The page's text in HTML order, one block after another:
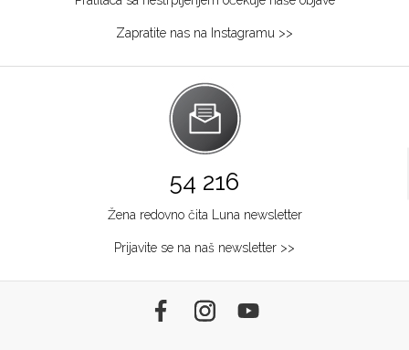
Zapratite nas na Instagramu >>
54 216
Žena redovno čita Luna newsletter
Prijavite se na naš newsletter >>